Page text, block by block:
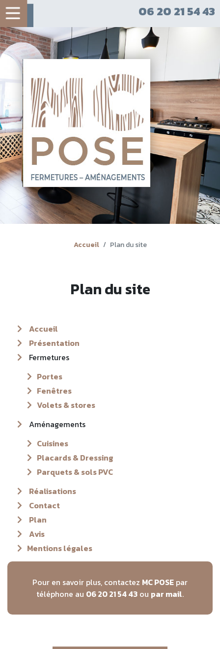
06 20 21 54 43
Accueil Plan du site
Plan du site
Accueil
Présentation
Fermetures
Portes
Fenêtres
Volets & stores
Aménagements
Cuisines
Placards & Dressing
Parquets & sols PVC
Réalisations
Contact
Plan
Avis
Mentions légales
Pour en savoir plus, contactez MC POSE par
téléphone au 06 20 21 54 43 ou par mail.